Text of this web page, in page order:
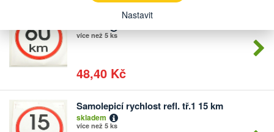
Nastavit
Samolepicí rychlost refl tř 1 60
více než 5 ks
48,40 Kč
Počet
kusů
Samolepicí rychlost refl. tř.1 15 km
skladem
více než 5 ks
Počet
kusů